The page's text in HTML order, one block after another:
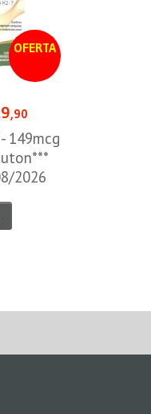
OFERTA
,90
149mcg
2026